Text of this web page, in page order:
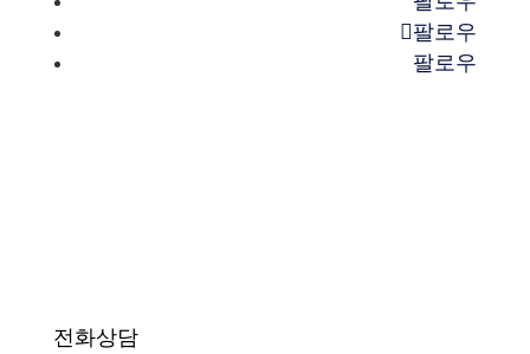
팔로우
팔로우
전화상담